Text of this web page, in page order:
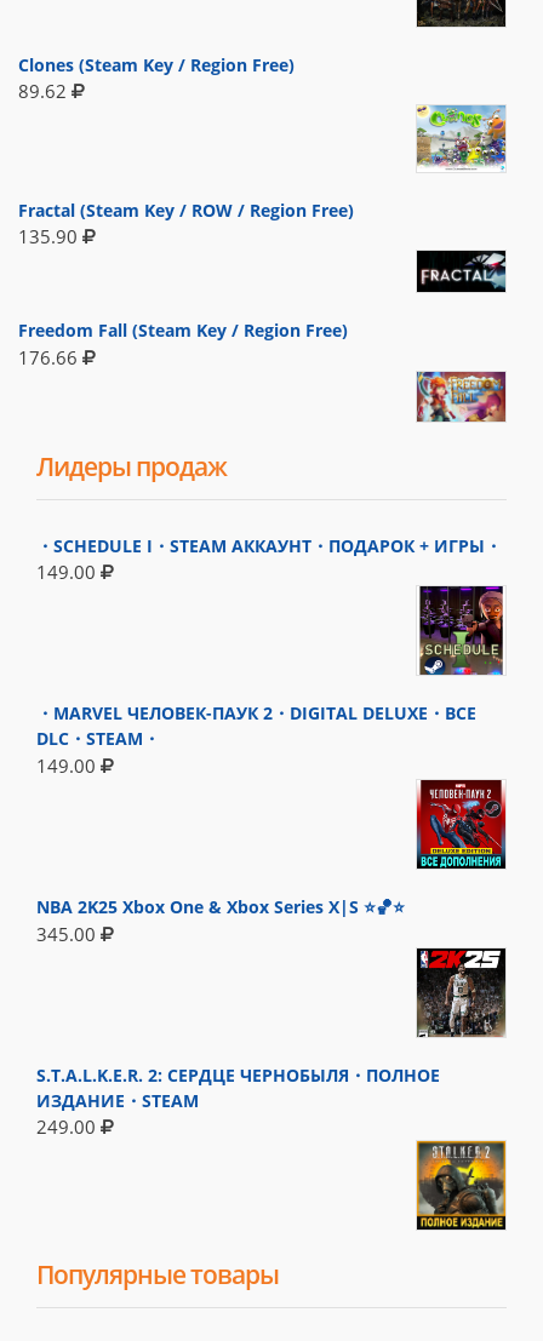
Clones (Steam Key / Region Free)
89.62
Fractal (Steam Key / ROW / Region Free)
135.90
Freedom Fall (Steam Key / Region Free)
176.66
Лидеры продаж
・SCHEDULE I・STEAM АККАУНТ・ПОДАРОК + ИГРЫ・
149.00
・MARVEL ЧЕЛОВЕК-ПАУК 2・DIGITAL DELUXE・ВСЕ
DLC・STEAM・
149.00
NBA 2K25 Xbox One & Xbox Series X|S ⭐🏀⭐
345.00
S.T.A.L.K.E.R. 2: СЕРДЦЕ ЧЕРНОБЫЛЯ・ПОЛНОЕ
ИЗДАНИЕ・STEAM
249.00
Популярные товары